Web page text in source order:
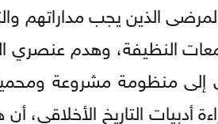
الذين يجب
النظيفة، وهدم عنصري
منظومة مشروعة ومحمية
أدبيات التاريخ الأخلاقي،